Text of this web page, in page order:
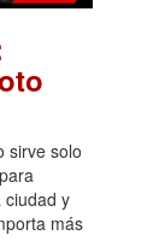
sirve solo
ciudad y
más